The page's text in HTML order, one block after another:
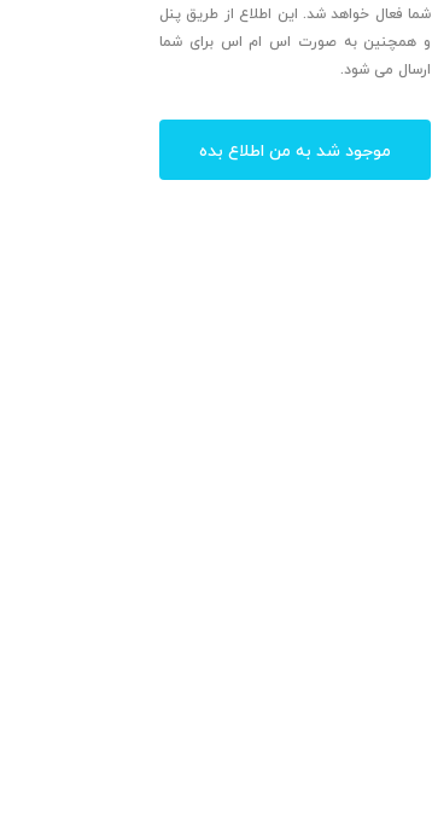
شما فعال خواهد شد. این اطلاع از طریق پنل
و همچنین به صورت اس ام اس برای شما
ارسال می شود.
موجود شد به من اطلاع بده